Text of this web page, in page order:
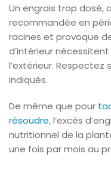
Un engrais trop dosé,
recommandée en
racines et provoque
d’intérieur
l’extérieur.
indiqués.
De même que pour
résoudre, l’excès
nutritionnel de la
une fois par mois au